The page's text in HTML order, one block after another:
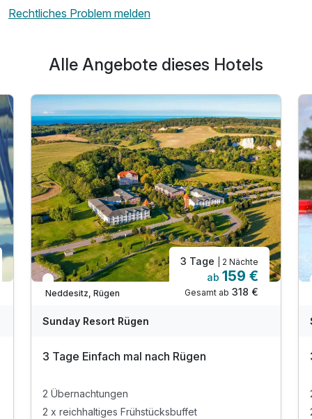
Rechtliches Problem melden
Alle Angebote dieses Hotels
In 2 Wochen wieder frei
Neddesitz, Rügen
3 Tage | 2 Nächte
ab 159 €
Gesamt ab 318 €
Sunday Resort Rügen
3 Tage Einfach mal nach Rügen
2 Übernachtungen
2 x reichhaltiges Frühstücksbuffet